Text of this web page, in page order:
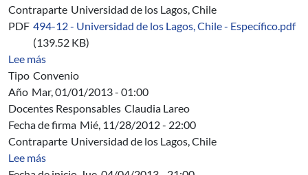
Contraparte Universidad de los Lagos, Chile
PDF 494-12 - Universidad de los Lagos, Chile - Específico.pdf
(139.52 KB)
Lee más
Tipo Convenio
Año Mar, 01/01/2013 - 01:00
Docentes Responsables Claudia Lareo
Fecha de firma Mié, 11/28/2012 - 22:00
Contraparte Universidad de los Lagos, Chile
Lee más